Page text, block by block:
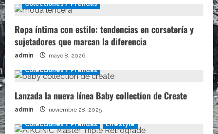
Colecciones / Prendas
Ropa íntima con estilo: tendencias en corsetería y
sujetadores que marcan la diferencia
admin mayo 8, 2026
Colecciones / Prendas
Lanzada la nueva línea Baby collection de Create
admin noviembre 28, 2025
Colecciones / Prendas Lifestyle